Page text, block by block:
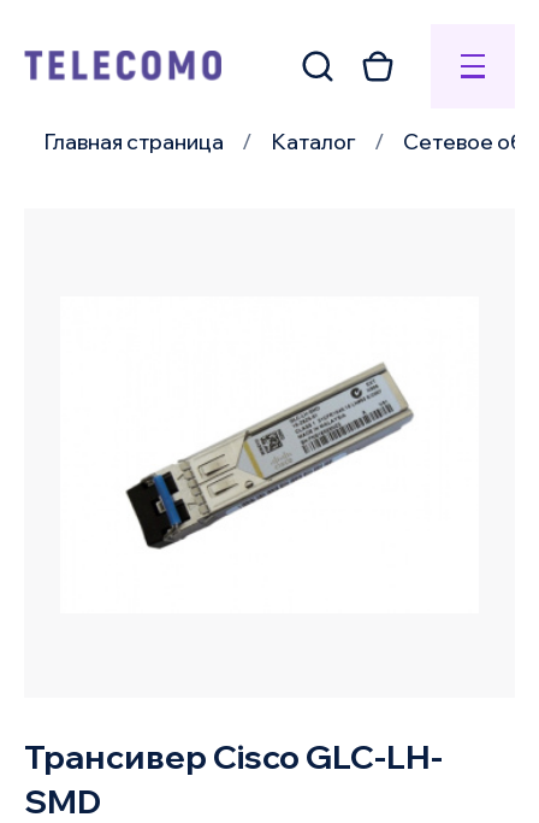
Главная страница Каталог Сетевое
Трансивер Cisco GLC-LH-
SMD